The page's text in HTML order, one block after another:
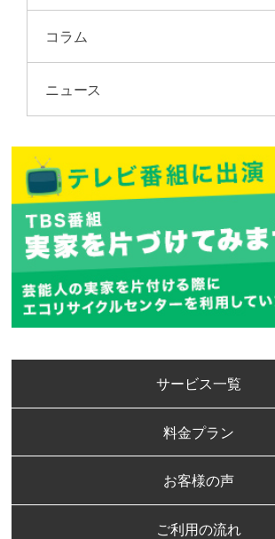
コラム
ニュース
サービス一覧
料金プラン
お客様の声
ご利用の流れ